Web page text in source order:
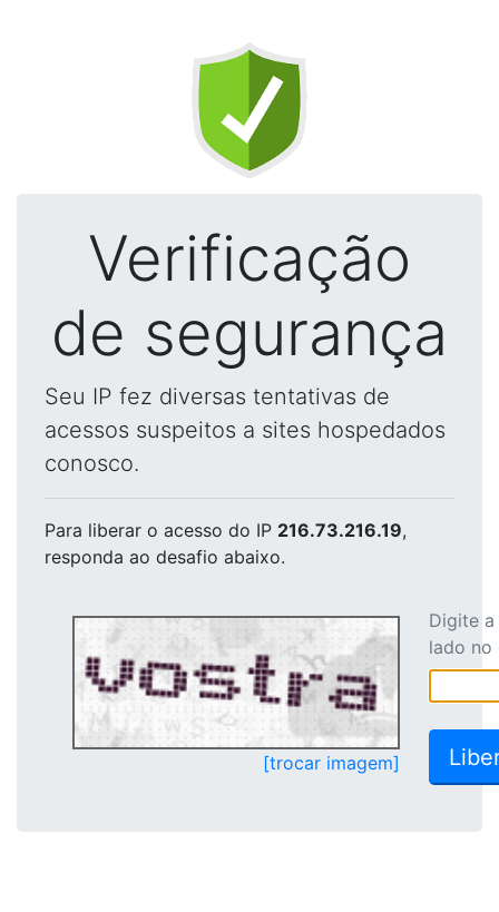
Verificação
de segurança
Seu IP fez diversas tentativas de
acessos suspeitos a sites hospedados
conosco.
Para liberar o acesso do IP 216.73.216.19,
responda ao desafio abaixo.
[trocar imagem]
Digite
lado no